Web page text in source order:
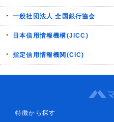
一般社団法人 全国銀行協会
日本信用情報機構(JICC)
指定信用情報機関(CIC)
特徴から探す